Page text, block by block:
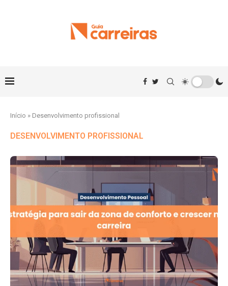
Início » Desenvolvimento profissional
DESENVOLVIMENTO PROFISSIONAL